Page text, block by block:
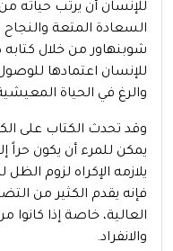
للإنسان أن يرتب
السعادة المتعة والنجاح
شوبنهاور من خلال كتابه
للإنسان اعتمادها
والرغ في الحياة
وقد تحدث الكتاب على
يمكن للمرء أن يكون حراً
يلازمه الإكراه لزوم
فإنه يقدم الكثير من
العالية، خاصة إذا كانوا
والانفراد.